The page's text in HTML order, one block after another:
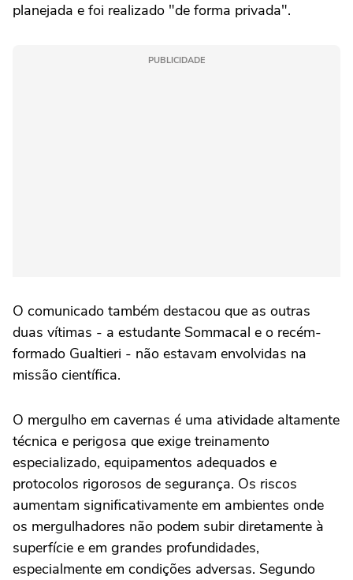
planejada e foi realizado "de forma privada".
PUBLICIDADE
O comunicado também destacou que as outras
duas vítimas - a estudante Sommacal e o recém-
formado Gualtieri - não estavam envolvidas na
missão científica.
O mergulho em cavernas é uma atividade altamente
técnica e perigosa que exige treinamento
especializado, equipamentos adequados e
protocolos rigorosos de segurança. Os riscos
aumentam significativamente em ambientes onde
os mergulhadores não podem subir diretamente à
superfície e em grandes profundidades,
especialmente em condições adversas. Segundo